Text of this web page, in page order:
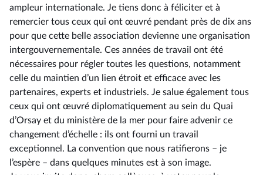
ampleur internationale. Je tiens donc à féliciter et à
remercier tous ceux qui ont œuvré pendant près de dix ans
pour que cette belle association devienne une organisation
intergouvernementale. Ces années de travail ont été
nécessaires pour régler toutes les questions, notamment
celle du maintien d’un lien étroit et efficace avec les
partenaires, experts et industriels. Je salue également tous
ceux qui ont œuvré diplomatiquement au sein du Quai
d’Orsay et du ministère de la mer pour faire advenir ce
changement d’échelle : ils ont fourni un travail
exceptionnel. La convention que nous ratifierons –⁠ je
l’espère – dans quelques minutes est à son image.